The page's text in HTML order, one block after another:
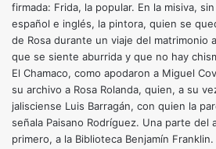
firmada: Frida, la popular. En la misiva,
español e inglés, la pintora, quien se
de Rosa durante un viaje del matrimonio
que se siente aburrida y que no hay
El Chamaco, como apodaron a Miguel
su archivo a Rosa Rolanda, quien, a su
jalisciense Luis Barragán, con quien la
señala Paisano Rodríguez. Una parte del
primero, a la Biblioteca Benjamín